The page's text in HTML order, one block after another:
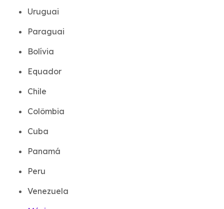
Uruguai
Paraguai
Bolívia
Equador
Chile
Colômbia
Cuba
Panamá
Peru
Venezuela